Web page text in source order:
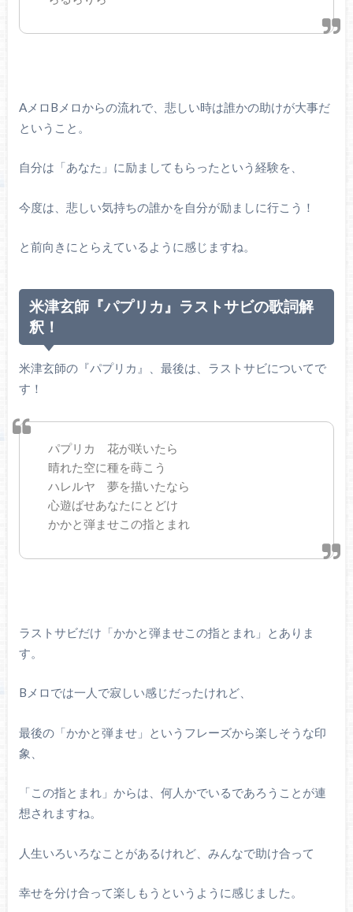
AメロBメロからの流れで、悲しい時は誰かの助けが大事だ
ということ。
自分は「あなた」に励ましてもらったという経験を、
今度は、悲しい気持ちの誰かを自分が励ましに行こう！
と前向きにとらえているように感じますね。
米津玄師『パプリカ』ラストサビの歌詞解
釈！
米津玄師の『パプリカ』、最後は、ラストサビについてで
す！
パプリカ 花が咲いたら
晴れた空に種を蒔こう
ハレルヤ 夢を描いたなら
心遊ばせあなたにとどけ
かかと弾ませこの指とまれ
ラストサビだけ「かかと弾ませこの指とまれ」とありま
す。
Bメロでは一人で寂しい感じだったけれど、
最後の「かかと弾ませ」というフレーズから楽しそうな印
象、
「この指とまれ」からは、何人かでいるであろうことが連
想されますね。
人生いろいろなことがあるけれど、みんなで助け合って
幸せを分け合って楽しもうというように感じました。